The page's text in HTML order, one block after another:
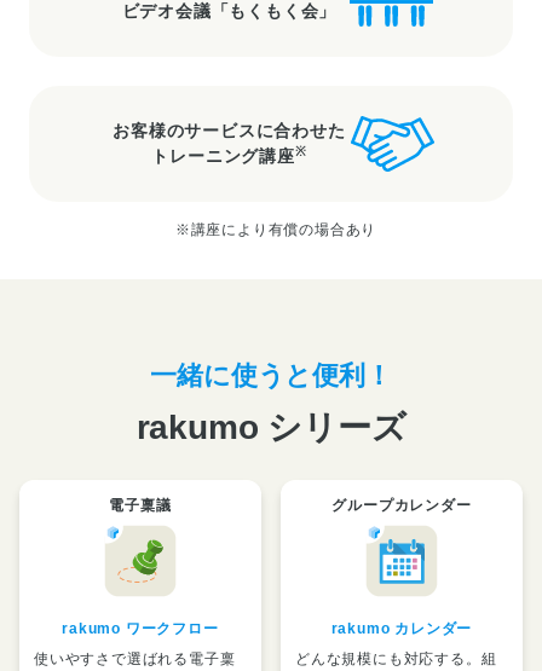
ビデオ会議「もくもく会」
お客様のサービスに合わせた
トレーニング講座※
※講座により有償の場合あり
一緒に使うと便利！
rakumo シリーズ
電子稟議
rakumo ワークフロー
使いやすさで選ばれる電子稟
グループカレンダー
rakumo カレンダー
どんな規模にも対応する。組